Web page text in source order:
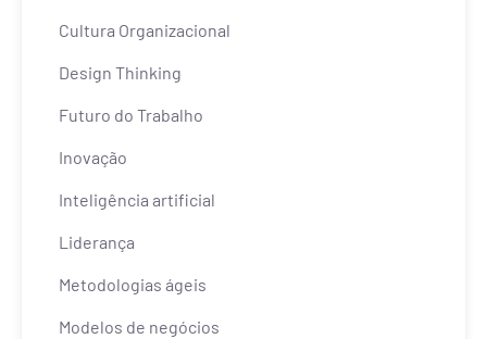
Cultura Organizacional
Design Thinking
Futuro do Trabalho
Inovação
Inteligência artificial
Liderança
Metodologias ágeis
Modelos de negócios